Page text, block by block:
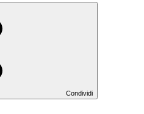
Condividi